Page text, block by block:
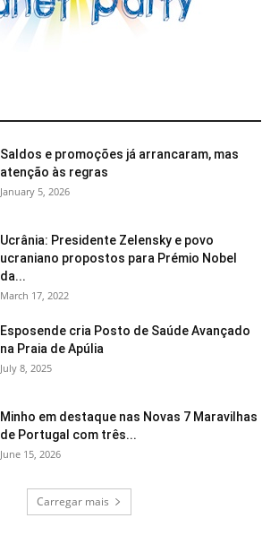
Saldos e promoções já arrancaram, mas
atenção às regras
January 5, 2026
Ucrânia: Presidente Zelensky e povo
ucraniano propostos para Prémio Nobel
da...
March 17, 2022
Esposende cria Posto de Saúde Avançado
na Praia de Apúlia
July 8, 2025
Minho em destaque nas Novas 7 Maravilhas
de Portugal com três...
June 15, 2026
Carregar mais